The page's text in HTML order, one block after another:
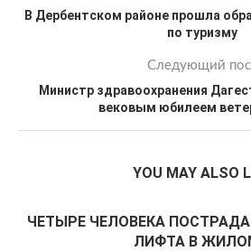
В Дербентском районе прошла
по туризму
Следующий
Министр здравоохранения
вековым юбилеем
YOU MAY ALSO
ЧЕТЫРЕ ЧЕЛОВЕКА
ЛИФТА В